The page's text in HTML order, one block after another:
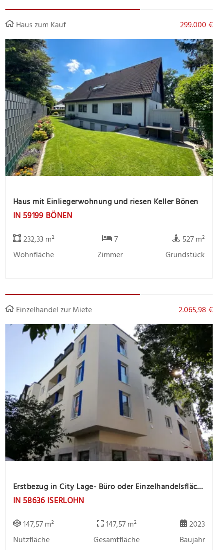
Haus zum Kauf 299.000 €
Haus mit Einliegerwohnung und riesen Keller Bönen
IN 59199 BÖNEN
232,33 m²
Wohnfläche
7
Zimmer
527 m²
Grundstück
Einzelhandel zur Miete 2.065,98 €
Erstbezug in City Lage- Büro oder Einzelhandelsfläche sucht Mieter
IN 58636 ISERLOHN
147,57 m²
Nutzfläche
147,57 m²
Gesamtfläche
2023
Baujahr